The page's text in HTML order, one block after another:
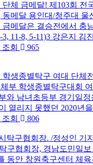
체 금메달! 제103회 전
동메달 용인대/청주대
금메달은 결승전에서 충
3, 11-8, 5-11)3 강은지 김
조회
965
학생종별탁구 여대 단체
부 학생종별탁구대회
와 남녀초등부 경기일
열리지 못했던 2020년
조회
806
구협회장, 경남도민일
동안 창원축구센터 체